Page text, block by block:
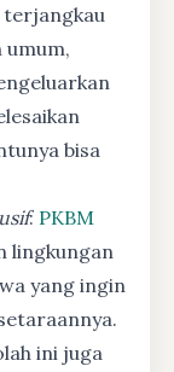
umum,
bisa
: PKBM
lingkungan
yang ingin
ini juga